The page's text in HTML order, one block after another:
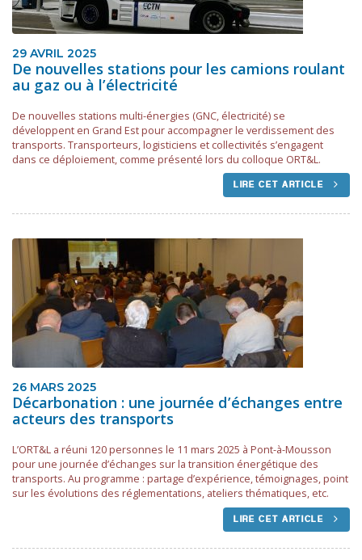
29 AVRIL 2025
De nouvelles stations pour les camions roulant
au gaz ou à l’électricité
De nouvelles stations multi-énergies (GNC, électricité) se
développent en Grand Est pour accompagner le verdissement des
transports. Transporteurs, logisticiens et collectivités s’engagent
dans ce déploiement, comme présenté lors du colloque ORT&L.
LIRE CET ARTICLE
26 MARS 2025
Décarbonation : une journée d’échanges entre
acteurs des transports
L’ORT&L a réuni 120 personnes le 11 mars 2025 à Pont-à-Mousson
pour une journée d’échanges sur la transition énergétique des
transports. Au programme : partage d’expérience, témoignages, point
sur les évolutions des réglementations, ateliers thématiques, etc.
LIRE CET ARTICLE